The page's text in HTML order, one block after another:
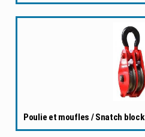
Poulie et moufles / Snatch block